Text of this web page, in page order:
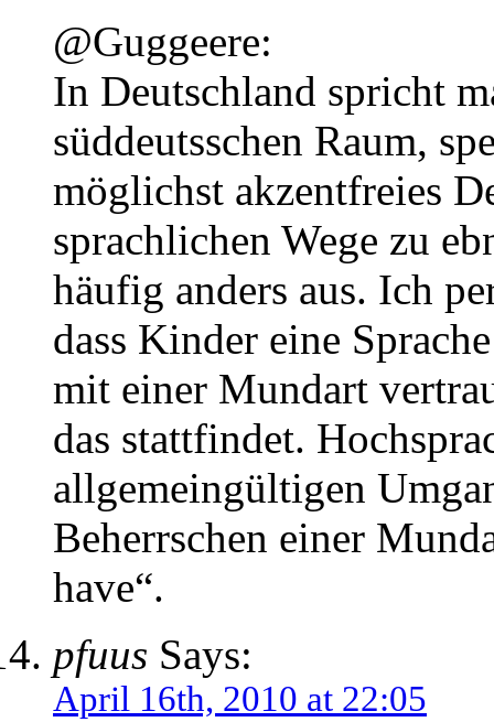
@Guggeere:
In Deutschland spricht
süddeutsschen Raum,
möglichst akzentfreies
sprachlichen Wege zu
häufig anders aus. Ich
dass Kinder eine
mit einer Mundart
das stattfindet.
allgemeingültigen
Beherrschen einer
have“.
pfuus Says:
April 16th, 2010 at 22:05